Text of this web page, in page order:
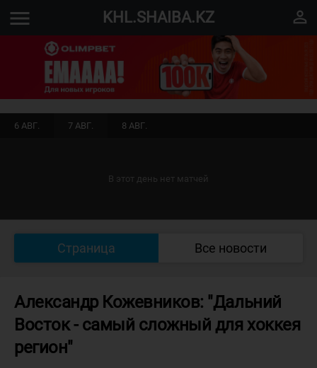
menu KHL.SHAIBA.KZ perm_identity
6 АВГ. 7 АВГ. 8 АВГ.
В этот день нет матчей
Страница Все новости
Александр Кожевников: "Дальний
Восток - самый сложный для хоккея
регион"